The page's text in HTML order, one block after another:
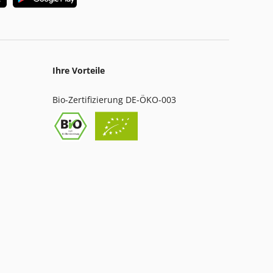
Ihre Vorteile
Bio-Zertifizierung DE-ÖKO-003